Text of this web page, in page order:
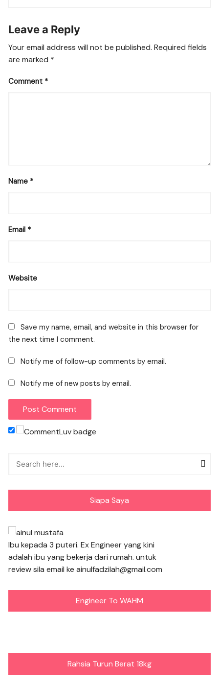
Leave a Reply
Your email address will not be published. Required fields
are marked *
Comment *
Name *
Email *
Website
Save my name, email, and website in this browser for
the next time I comment.
Notify me of follow-up comments by email.
Notify me of new posts by email.
Siapa Saya
Ibu kepada 3 puteri. Ex Engineer yang kini
adalah ibu yang bekerja dari rumah. untuk
review sila email ke ainulfadzilah@gmail.com
Engineer To WAHM
Rahsia Turun Berat 18kg